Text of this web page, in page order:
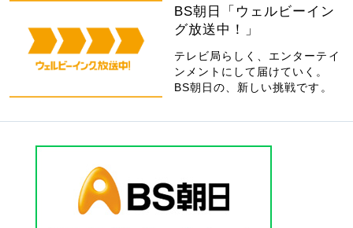
BS朝日「ウェルビーイン
グ放送中！」
テレビ局らしく、エンターテイ
ンメントにして届けていく。
BS朝日の、新しい挑戦です。